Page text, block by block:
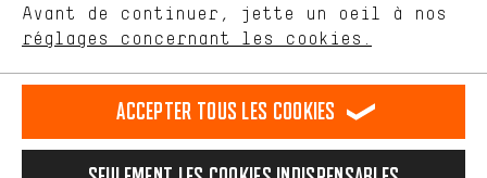
Rappel Programmé
Notre politique en matière de protection de la vie privée
Avant de continuer, jette un oeil à nos
réglages concernant les cookies.
Plus de confort
est plus confortable. Avec les cookies de confort, nous
Nous pouvons ainsi mettre à ta disposition d'autres contenus et
informations utiles. De plus, tu as la possibilité d'utiliser des
Accepter tous les cookies